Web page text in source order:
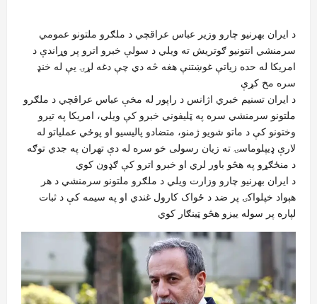
د ایران بهرنیو چارو وزیر عباس عراقچي د ملګرو ملتونو عمومي
سرمنشي انتونیو ګوتریش ته ویلي د سولې خبرو اترو پر وړاندې د
امریکا له حده زیاتې غوښتنې هغه څه دي چې دغه لړۍ یې له خنډ
سره مخ کړې
د ایران تسنیم خبري اژانس د راپور له مخې عباس عراقچي د ملګرو
ملتونو سرمنشي سره په ټلیفوني خبرو کې ویلي، امریکا په تیرو
وختونو کې د ماتو شویو ژمنو، متضادو پالیسیو او پوځي عملیاتو له
لارې ډيپلوماسۍ ته زیان رسولی خو سره له دې تهران په جدي توګه
د منځګړو په هڅو باور لري او خبرو اترو کې ګډون کوي
د ایران بهرنیو چارو وزارت ویلي د ملګرو ملتونو سرمنشي د هر
هېواد خپلواکۍ پر ضد د ځواک کارول غندي او په سیمه کې د ثبات
لپاره پر سوله ییزو هڅو ټینګار کوي